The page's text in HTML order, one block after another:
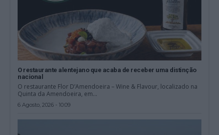
O restaurante alentejano que acaba de receber uma distinção
nacional
O restaurante Flor D’Amendoeira – Wine & Flavour, localizado na
Quinta da Amendoeira, em...
6 Agosto, 2026 - 10:09